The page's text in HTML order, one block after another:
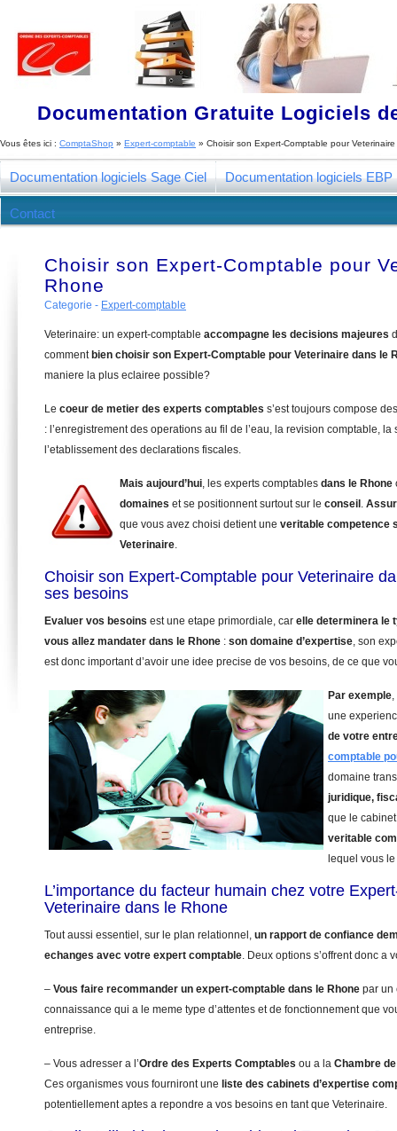
Documentation Gratuite Logiciels
Vous êtes ici : ComptaShop » Expert-comptable » Choisir son Expert-Comptable pour
Documentation logiciels Sage Ciel Documentation logiciels EBP
Contact
Choisir son Expert-Comptable pour
Rhone
Categorie - Expert-comptable
Veterinaire: un expert-comptable accompagne les decisions majeures
comment bien choisir son Expert-Comptable pour Veterinaire dans le
maniere la plus eclairee possible?
Le coeur de metier des experts comptables s’est toujours compose
: l’enregistrement des operations au fil de l’eau, la revision comptable, la
l’etablissement des declarations fiscales.
Mais aujourd’hui, les experts comptables dans le Rhone
domaines et se positionnent surtout sur le conseil .
que vous avez choisi detient une veritable competence
Veterinaire.
Choisir son Expert-Comptable pour Veterinaire
ses besoins
Evaluer vos besoins est une etape primordiale, car elle determinera le
vous allez mandater dans le Rhone : son domaine d’expertise, son
est donc important d’avoir une idee precise de vos besoins, de ce que
Par exemple
une
de votre
comptable
domaine
juridique,
que le
veritable
lequel vous
L’importance du facteur humain chez votre
Veterinaire dans le Rhone
Tout aussi essentiel, sur le plan relationnel, un rapport de confiance
echanges avec votre expert comptable. Deux options s’offrent donc a
– Vous faire recommander un expert-comptable dans le Rhone par un
connaissance qui a le meme type d’attentes et de fonctionnement que
entreprise.
– Vous adresser a l’Ordre des Experts Comptables ou a la Chambre
Ces organismes vous fourniront une liste des cabinets d’expertise
potentiellement aptes a repondre a vos besoins en tant que Veterinaire.